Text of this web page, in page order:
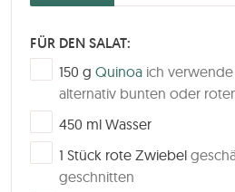
FÜR DEN SALAT:
▢
150 g Quinoa ich
alternativ bunten oder
▢
450 ml Wasser
▢1 Stück rote Zwiebel
geschnitten